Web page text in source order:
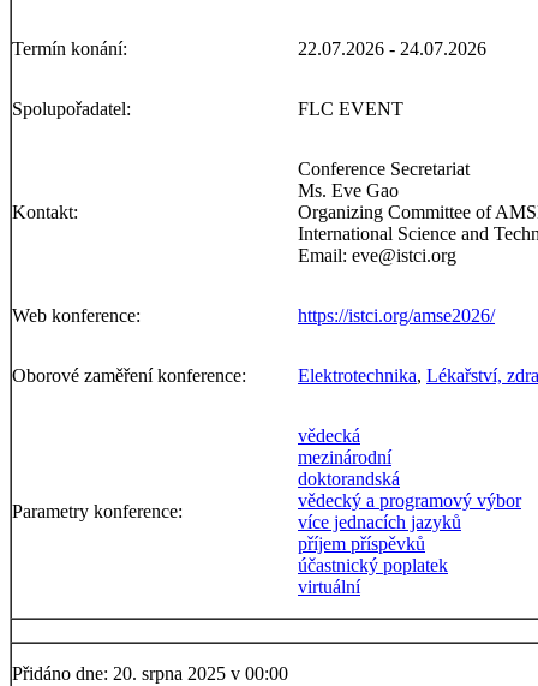
Termín konání: 22.07.2026 - 24.07.2026
Spolupořadatel: FLC EVENT
Kontakt:
Conference Secretariat
Ms. Eve Gao
Organizing Committee of
International Science and
Email: eve@istci.org
Web konference: https://istci.org/amse2026/
Oborové zaměření konference: Elektrotechnika, Lékařství,
Parametry konference:
vědecká
mezinárodní
doktorandská
vědecký a programový výbor
více jednacích jazyků
příjem příspěvků
účastnický poplatek
virtuální
Přidáno dne: 20. srpna 2025 v 00:00